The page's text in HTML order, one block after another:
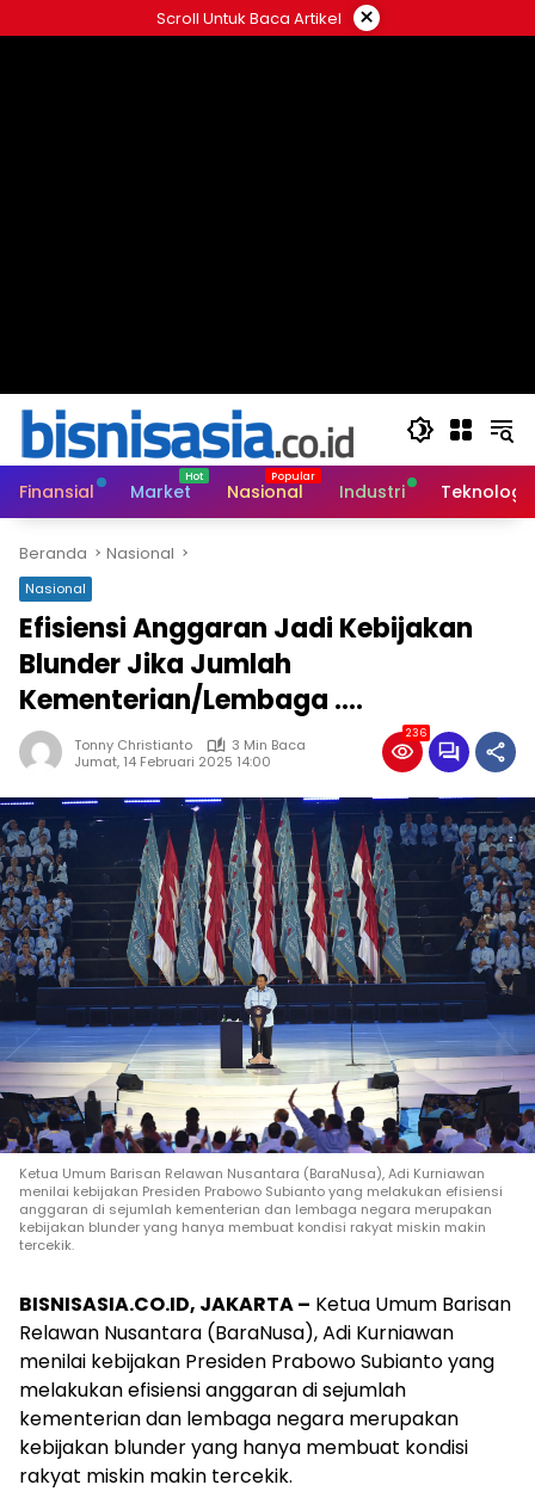
ke
Scroll Untuk Baca Artikel ×
Finansial Market Nasional Industri Teknologi
Beranda Nasional
Nasional
Efisiensi Anggaran Jadi Kebijakan
Blunder Jika Jumlah
Kementerian/Lembaga ….
Tonny Christianto
3 Min Baca
Jumat, 14 Februari 2025 14:00
236
Ketua Umum Barisan Relawan Nusantara (BaraNusa), Adi Kurniawan
menilai kebijakan Presiden Prabowo Subianto yang melakukan efisiensi
anggaran di sejumlah kementerian dan lembaga negara merupakan
kebijakan blunder yang hanya membuat kondisi rakyat miskin makin
tercekik.
BISNISASIA.CO.ID, JAKARTA – Ketua Umum Barisan
Relawan Nusantara (BaraNusa), Adi Kurniawan
menilai kebijakan Presiden Prabowo Subianto yang
melakukan efisiensi anggaran di sejumlah
kementerian dan lembaga negara merupakan
kebijakan blunder yang hanya membuat kondisi
rakyat miskin makin tercekik.